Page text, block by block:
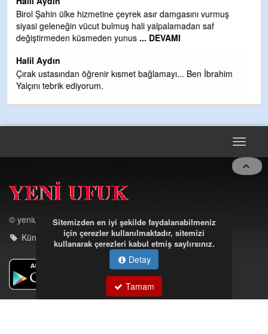
babaocağı
Yeni parti için ereğli ilçe teşkilatımızı merak eder dururken
asıl merakımız halk kahramanlarımız ereğli aşkı ile yanıp
Toggle
© yeniufuk.com.tr
Künye - iletişim
Müftü Mahallesi Ateş Ahmet Sokak Cerrahoğlu İşmerkezi
Sitemizden en iyi şekilde faydalanabilmeniz
için çerezler kullanılmaktadır, sitemizi
kullanarak çerezleri kabul etmiş saylırsınız.
Detay
Tamam